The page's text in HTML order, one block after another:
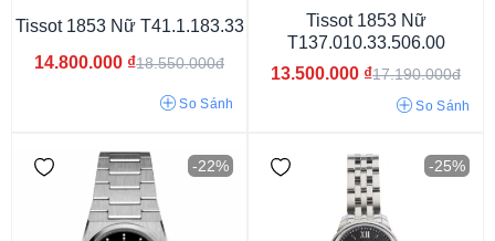
Tissot 1853 Nữ T41.1.183.33
14.800.000 ₫18.550.000đ
So Sánh
Tissot 1853 Nữ
T137.010.33.506.00
13.500.000 ₫17.190.000đ
So Sánh
-22% -25%